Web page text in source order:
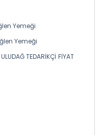
Yemeği
Yemeği
TEDARİKÇİ FİYAT